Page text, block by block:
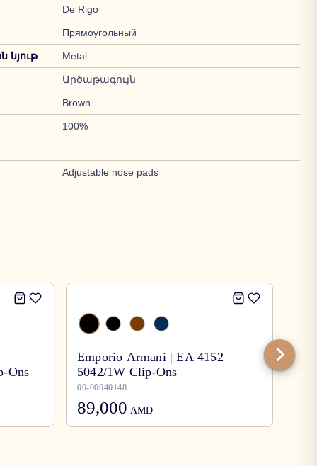
De Rigo
Прямоугольный
Metal
Արծաթագույն
Brown
100%
Adjustable nose pads
Ons
Emporio Armani | EA 4152
5042/1W Clip-Ons
00-00040148
89,000 AMD